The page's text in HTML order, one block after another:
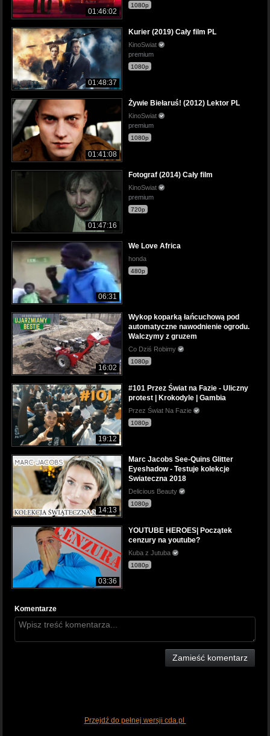
01:46:02
1080p
01:48:37
Kurier (2019) Cały film PL
KinoSwiat
premium
1080p
01:41:08
Żywie Biełaruś! (2012) Lektor PL
KinoSwiat
premium
1080p
01:47:16
Fotograf (2014) Cały film
KinoSwiat
premium
720p
06:31
We Love Africa
honda
480p
16:02
Wykop koparką łańcuchową pod
automatyczne nawodnienie ogrodu.
Walczymy z gruzem
Co Dziś Robimy
1080p
19:12
#101 Przez Świat na Fazie - Uliczny
protest | Krokodyle | Gambia
Przez Świat Na Fazie
1080p
14:13
Marc Jacobs See-Quins Glitter
Eyeshadow - Testuje kolekcje
Swiateczna 2018
Delicious Beauty
1080p
03:36
YOUTUBE HEROES| Początek
cenzury na youtube?
Kuba z Jutuba
1080p
Komentarze
Zamieść komentarz
Przejdź do pełnej wersji cda.pl